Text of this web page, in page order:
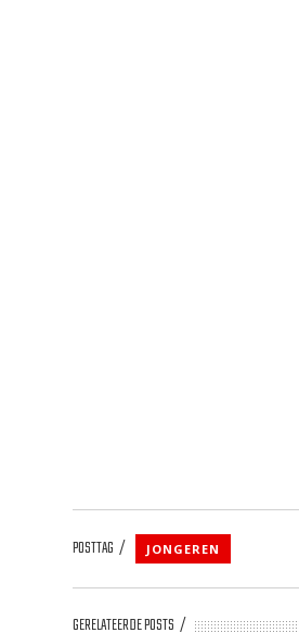
POSTTAG JONGEREN
GERELATEERDE POSTS